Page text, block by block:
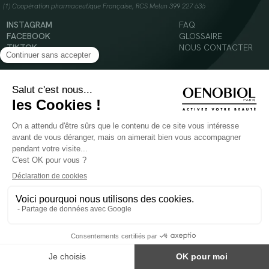
(1) Coopération pharmaceutique Française, RCS Melun 399 227 636
INSTAGRAM
FACEBOOK
TIKTOK
YOUTUBE
FAQ
GLOSSAIRE
NOUS CONTACTER
© 2024 Oenobiol Paris
Mentions légales
Politique en matière de cookies
POUR VOTRE SANTÉ, MANGEZ AU MOINS CINQ FRUITS ET LÉGUMES PAR JOUR -
Les complément alimentaires doivent être utilisés dans le cadre d'un mode de vie sain et
ne pas être utilisés comme substituts d'un régimes alimentaire varié et équilibré.